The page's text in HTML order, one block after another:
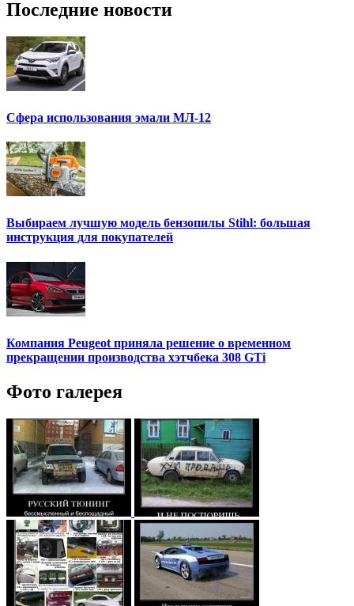
Последние новости
Сфера использования эмали МЛ-12
Выбираем лучшую модель бензопилы Stihl: большая
инструкция для покупателей
Компания Peugeot приняла решение о временном
прекращении производства хэтчбека 308 GTi
Фото галерея